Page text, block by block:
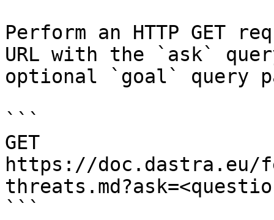
Perform an HTTP GET
URL with the `ask`
optional `goal` query
```
GET
https://doc.dastra.eu/
```